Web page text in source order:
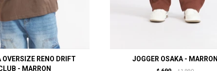
OVERSIZE RENO DRIFT
- MARRON
JOGGER OSAKA - MARRON